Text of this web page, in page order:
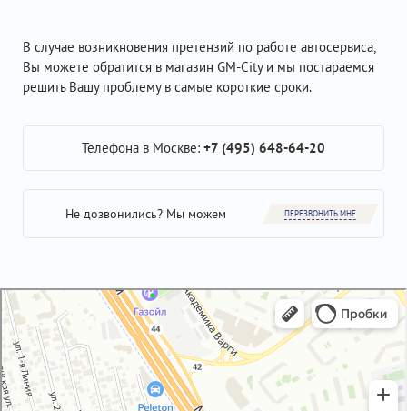
В случае возникновения претензий по работе автосервиса,
Вы можете обратится в магазин GM-City и мы постараемся
решить Вашу проблему в самые короткие сроки.
Телефона в Москве: +7 (495) 648-64-20
Не дозвонились? Мы можем ПЕРЕЗВОНИТЬ МНЕ
GM-City&VAG-Repair
Автосервис, автотехцентр в Москве
Магазин автозапчастей и автотоваров в Москве